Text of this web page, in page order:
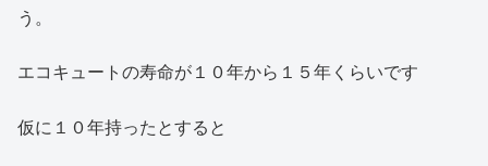
う。
エコキュートの寿命が１０年から１５年くらいです
仮に１０年持ったとすると